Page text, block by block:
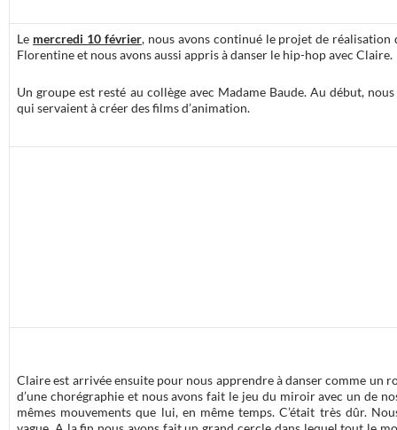
Le mercredi 10 février, nous avons continué le projet de réalisation
Florentine et nous avons aussi appris à danser le hip-hop avec Claire.
Un groupe est resté au collège avec Madame Baude. Au début,
qui servaient à créer des films d’animation.
Claire est arrivée ensuite pour nous apprendre à danser comme un
d’une chorégraphie et nous avons fait le jeu du miroir avec un de
mêmes mouvements que lui, en même temps. C’était très dûr.